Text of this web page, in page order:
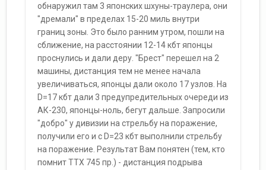
обнаружил там 3 японских шхуны-траулера, они
"дремали" в пределах 15-20 миль внутри
границ зоны. Это было ранним утром, пошли на
сближение, на расстоянии 12-14 кбт японцы
проснулись и дали деру. "Брест" перешел на 2
машины, дистанция тем не менее начала
увеличиваться, японцы дали около 17 узлов. На
D=17 кбт дали 3 предупредительных очереди из
АК-230, японцы-ноль, бегут дальше. Запросили
"добро" у дивизии на стрельбу на поражение,
получили его и с D=23 кбт выполнили стрельбу
на поражение. Результат Вам понятен (тем, кто
помнит ТТХ 745 пр.) - дистанция подрыва